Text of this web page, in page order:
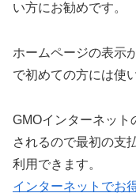
い方にお勧めです。
ホームページの表示
で初めての方には使
GMOインターネット
されるので最初の支
利用できます。
インターネットでお